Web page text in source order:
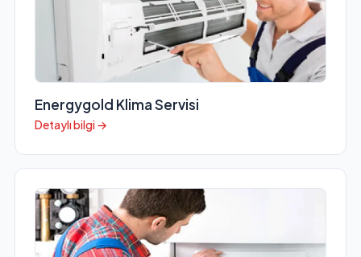
Energygold Klima Servisi
Detaylı bilgi →